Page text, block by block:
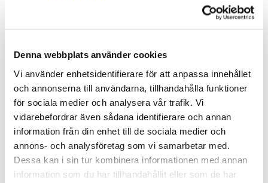
Denna webbplats använder cookies
Vi använder enhetsidentifierare för att anpassa innehållet
och annonserna till användarna, tillhandahålla funktioner
för sociala medier och analysera vår trafik. Vi
vidarebefordrar även sådana identifierare och annan
information från din enhet till de sociala medier och
annons- och analysföretag som vi samarbetar med.
Dessa kan i sin tur kombinera informationen med annan
information som du har tillhandahållit eller som de har
Vykort
Alla vykort
Resor: Vintage
Resor: Come to NordenNew
Resor: Nutida
Propaganda: VintageNew
Träkort: Resor vintage
Träkort: Mumin & Tove
I hemmet
För kök & hem
Böcker
Kalendrar